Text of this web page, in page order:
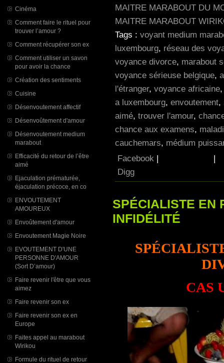
Cinéma
Comment faire le rituel pour
trouver l’amour ?
Comment récupérer son ex
Comment utiliser un savon
pour avoir la chance
Création des sentiments
Cuisine
Désenvoutement affectif
Désenvoûtement d'amour
Désenvoutement medium
marabout
Efficacité du retour de l’être
aimé
Ejaculation prématurée,
éjaculation précoce, en co
ENVOUTEMENT
AMOUREUX
Envoûtement d'amour
Envoutement Magie Noire
EVOUTEMENT D'UNE
PERSONNE D'AMOUR
(Sort D’amour)
Faire revenir l'être que vous
aimez
Faire revenir son ex
Faire revenir son ex en
Europe
Faites appel au marabout
Wirikou
Formule du rituel de retour
MAITRE MARABOUT DU
MAITRE MARABOUT
Tags : voyant medium
luxembourg, réseau des
voyance divorce, marabout
voyance sérieuse belgique,
l'étranger, voyance africaine
a luxembourg, envoutement,
aimé, trouver l'amour,
chance aux examens,
cauchemars, médium
Facebook |
|
Digg
SPÉCIALISTE EN
INFIDÉLITÉ
CAS